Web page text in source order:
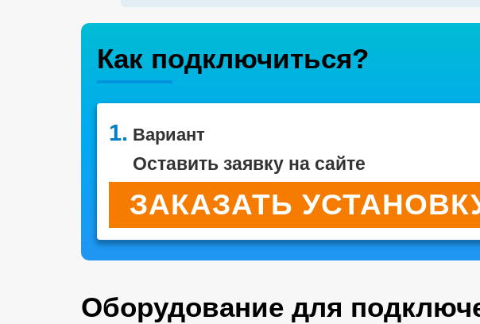
Как подключиться?
1. Вариант
Оставить заявку на сайте
ЗАКАЗАТЬ
Оборудование для